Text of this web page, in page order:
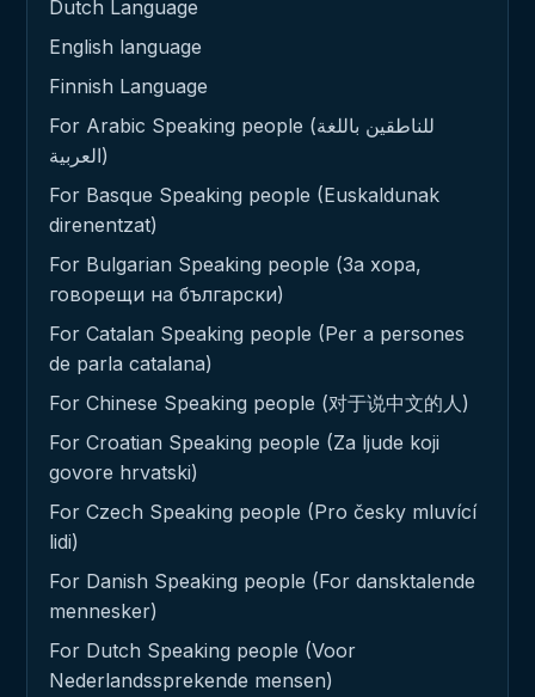
Dutch Language
English language
Finnish Language
For Arabic Speaking people (للناطقين باللغة
العربية)
For Basque Speaking people (Euskaldunak
direnentzat)
For Bulgarian Speaking people (За хора,
говорещи на български)
For Catalan Speaking people (Per a persones
de parla catalana)
For Chinese Speaking people (对于说中文的人)
For Croatian Speaking people (Za ljude koji
govore hrvatski)
For Czech Speaking people (Pro česky mluvící
lidi)
For Danish Speaking people (For dansktalende
mennesker)
For Dutch Speaking people (Voor
Nederlandssprekende mensen)